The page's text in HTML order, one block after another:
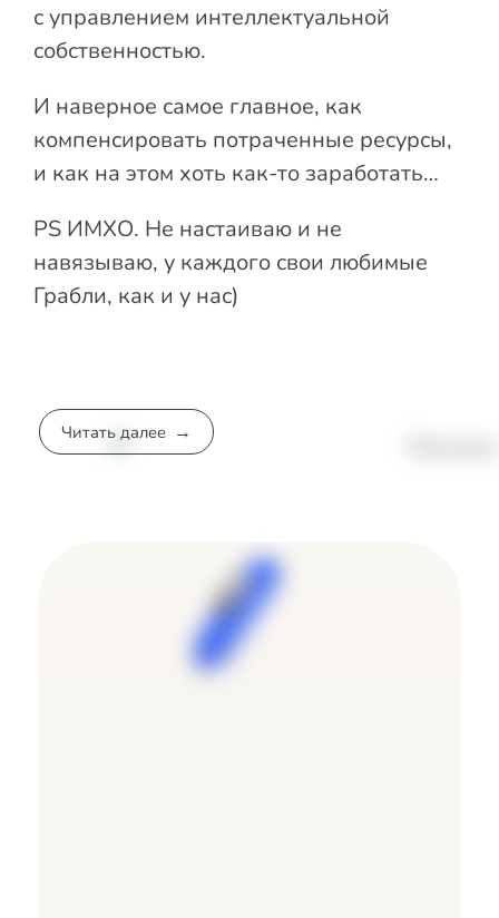
с управлением интеллектуальной
собственностью.
И наверное самое главное, как
компенсировать потраченные ресурсы,
и как на этом хоть как-то заработать…
PS ИМХО. Не настаиваю и не
навязываю, у каждого свои любимые
Грабли, как и у нас)
Читать далее